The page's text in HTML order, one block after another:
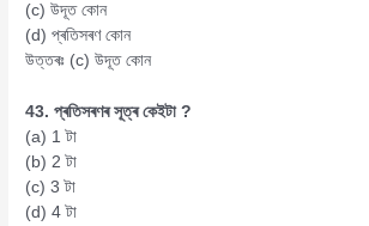
(c) উদূত কোন
(d) প্ৰতিসৰণ কোন
উত্তৰঃ (c) উদূত কোন
43. প্ৰতিসৰণৰ সূত্ৰ কেইটা ?
(a) 1 টা
(b) 2 টা
(c) 3 টা
(d) 4 টা